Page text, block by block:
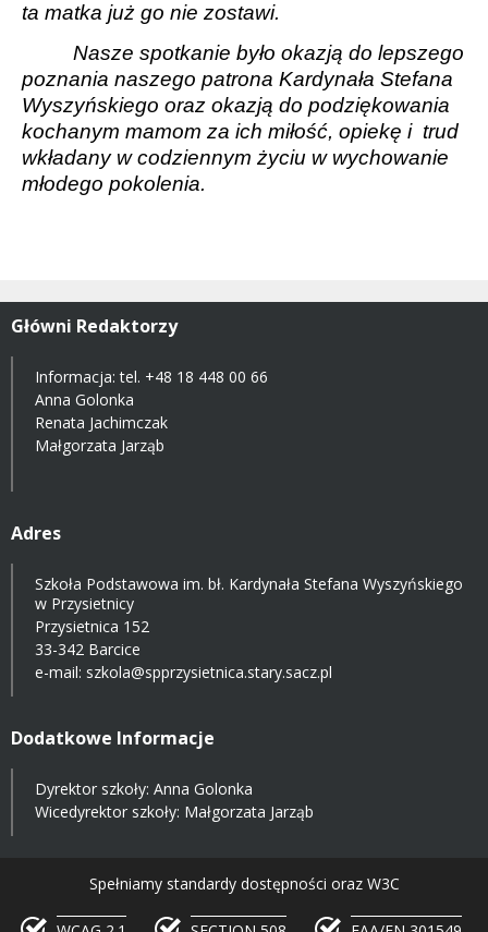
ta matka już go nie zostawi.
Nasze spotkanie było okazją do lepszego
poznania naszego patrona Kardynała Stefana
Wyszyńskiego oraz okazją do podziękowania
kochanym mamom za ich miłość, opiekę i trud
wkładany w codziennym życiu w wychowanie
młodego pokolenia.
Główni Redaktorzy
Informacja: tel. +48 18 448 00 66
Anna Golonka
Renata Jachimczak
Małgorzata Jarząb
Adres
Szkoła Podstawowa im. bł. Kardynała Stefana Wyszyńskiego
w Przysietnicy
Przysietnica 152
33-342 Barcice
e-mail: szkola@spprzysietnica.stary.sacz.pl
Dodatkowe Informacje
Dyrektor szkoły: Anna Golonka
Wicedyrektor szkoły: Małgorzata Jarząb
Spełniamy standardy dostępności oraz W3C